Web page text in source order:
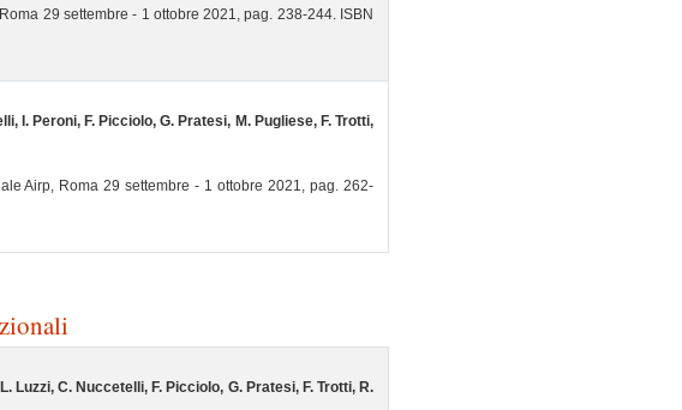
29 settembre - 1 ottobre 2021, pag. 238-244. ISBN
I. Peroni, F. Picciolo, G. Pratesi, M. Pugliese, F. Trotti,
Airp, Roma 29 settembre - 1 ottobre 2021, pag. 262-
Luzzi, C. Nuccetelli, F. Picciolo, G. Pratesi, F. Trotti, R.